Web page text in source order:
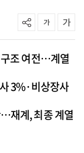
구조 여전…계열
3%·비상장사
재계, 최종 계열